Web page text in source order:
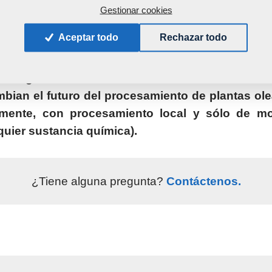
y experiencias fomentó nuestra
necesidades del mercadoe innovar nuestros
a los estándares superiores de eficiencia
el futuro del procesamiento de plantas
con procesamiento local y sólo de
sustancia química).
¿Tiene alguna pregunta? Contáctenos.
Gestionar cookies
Aceptar todo Rechazar todo